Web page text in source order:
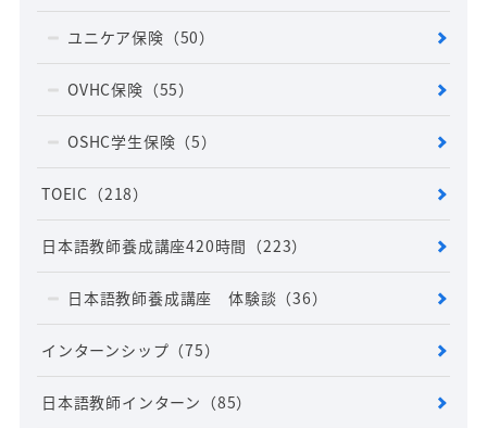
ユニケア保険 （50）
OVHC保険 （55）
OSHC学生保険 （5）
TOEIC （218）
日本語教師養成講座420時間 （223）
日本語教師養成講座 体験談 （36）
インターンシップ （75）
日本語教師インターン （85）